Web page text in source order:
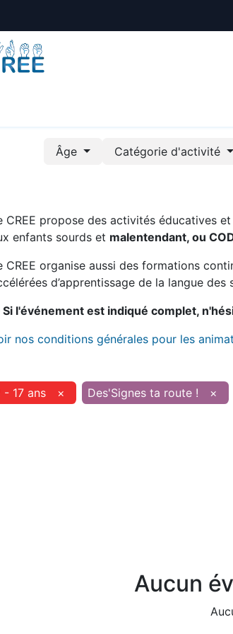
Âge Catégorie d'activité
CREE propose des activités éducatives
enfants sourds et malentendant, ou
CREE organise aussi des formations
d’apprentissage de la langue
Si l'événement est indiqué complet,
nos conditions générales pour les
- 17 ans × Des'Signes ta route ! ×
Aucun